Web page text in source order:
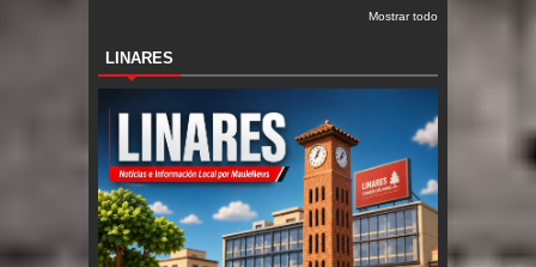
Mostrar todo
LINARES